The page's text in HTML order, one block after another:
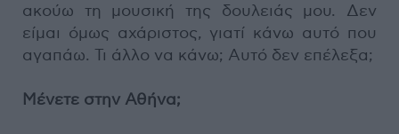
ακούω τη μουσική της δουλειάς μου. Δεν
είμαι όμως αχάριστος, γιατί κάνω αυτό που
αγαπάω. Τι άλλο να κάνω; Αυτό δεν επέλεξα;
Μένετε στην Αθήνα;